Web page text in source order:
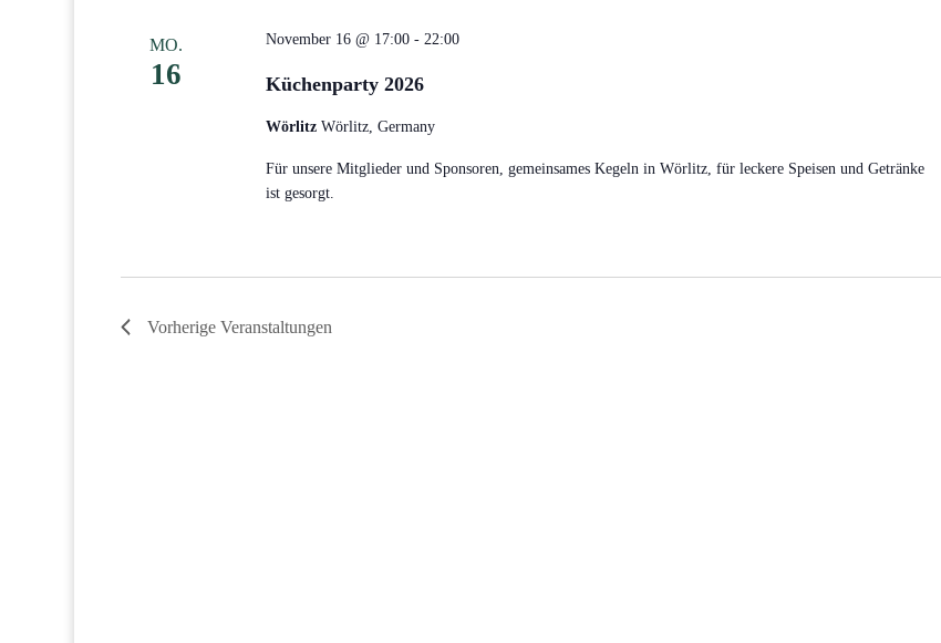
MO.
16 Küchenparty 2026
November 16 @ 17:00- 22:00
Wörlitz Wörlitz, Germany
Für unsere Mitglieder und Sponsoren, gemeinsames Kegeln in Wörlitz, für leckere Speisen und Getränke
ist gesorgt.
VorherigeVeranstaltungen